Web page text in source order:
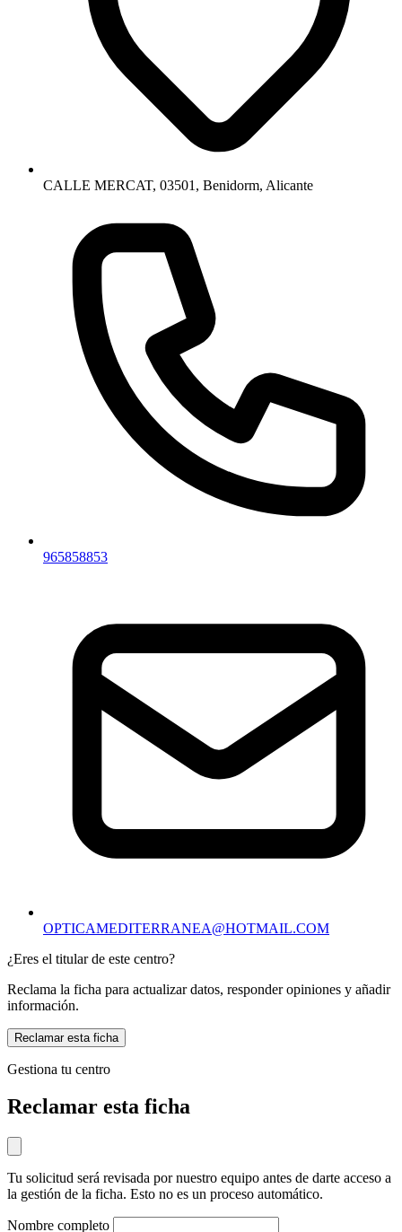
CALLE MERCAT, 03501, Benidorm, Alicante
965858853
OPTICAMEDITERRANEA@HOTMAIL.COM
¿Eres el titular de este centro?
Reclama la ficha para actualizar datos, responder opiniones y añadir
información.
Reclamar esta ficha
Gestiona tu centro
Reclamar esta ficha
Tu solicitud será revisada por nuestro equipo antes de darte acceso a
la gestión de la ficha. Esto no es un proceso automático.
Nombre completo